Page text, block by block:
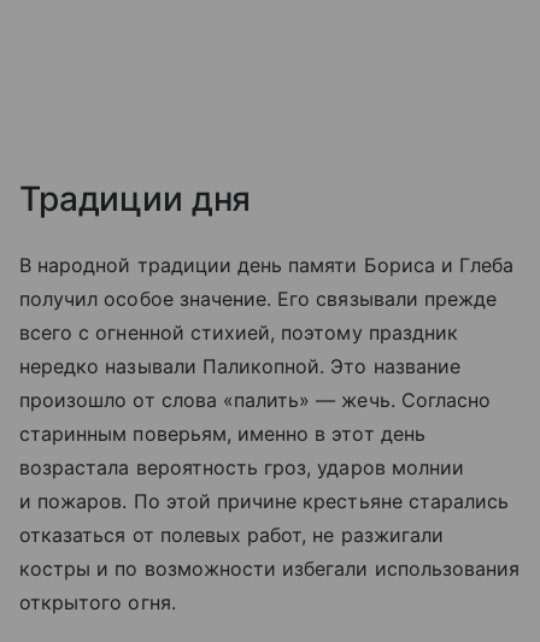
Традиции дня
В народной традиции день памяти Бориса и Глеба
получил особое значение. Его связывали прежде
всего с огненной стихией, поэтому праздник
нередко называли Паликопной. Это название
произошло от слова «палить» — жечь. Согласно
старинным поверьям, именно в этот день
возрастала вероятность гроз, ударов молнии
и пожаров. По этой причине крестьяне старались
отказаться от полевых работ, не разжигали
костры и по возможности избегали использования
открытого огня.